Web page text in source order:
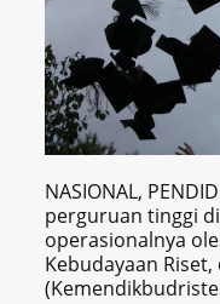
NASIONAL,
perguruan tinggi
operasionalnya
Kebudayaan